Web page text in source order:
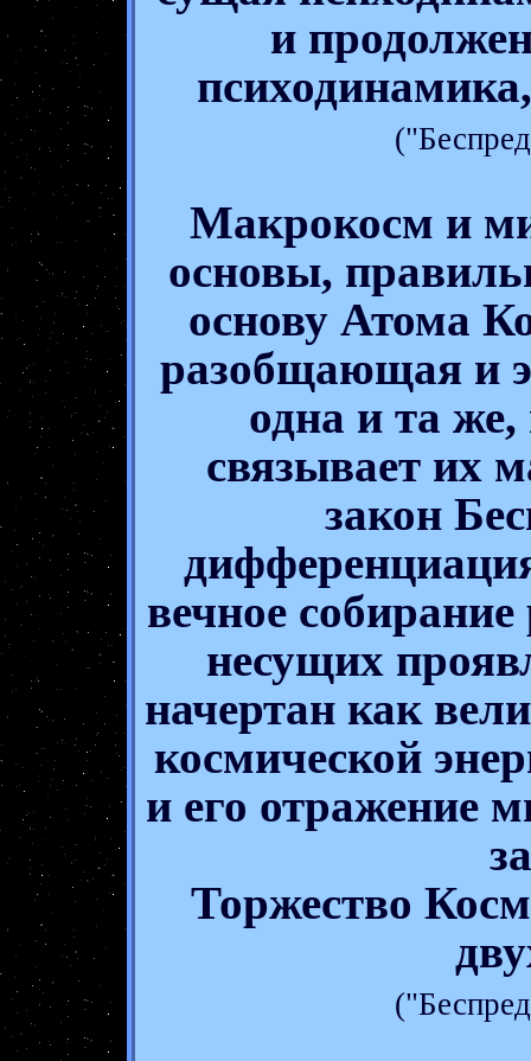
и
Макрокосм и
основы,
основу Атома
разобщающая и
одна и та
связывает их
закон
вечное
несущих
начертан как
космической
и его отражение
Торжество